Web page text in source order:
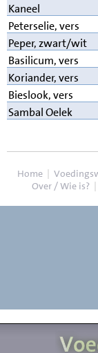
Kaneel
Peterselie, vers
Peper, zwart/wit
Basilicum, vers
Koriander, vers
Bieslook, vers
Sambal Oelek
Home |
Over / Wie is? |